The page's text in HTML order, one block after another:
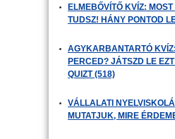
ELMEBŐVÍTŐ KVÍZ:
TUDSZ! HÁNY PONTOD
AGYKARBANTARTÓ
PERCED? JÁTSZD LE
QUIZT (518)
VÁLLALATI
MUTATJUK, MIRE